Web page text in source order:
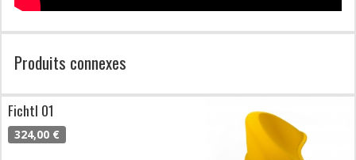
Produits connexes
Fichtl 01
324,00 €